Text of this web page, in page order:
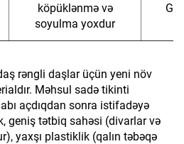
köpüklənmə və
soyulma yoxdur
rəngli daşlar üçün yeni növ
Məhsul sadə tikinti
açdıqdan sonra istifadəyə
geniş tətbiq sahəsi (divarlar və
yaxşı plastiklik (qalın təbəqə